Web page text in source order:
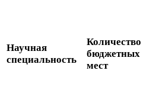
Научная
специальность
Количество
бюджетных
мест